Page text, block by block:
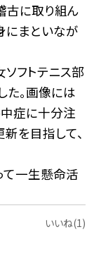
古に取り組ん
にまといなが
フトテニス部
。画像には
症に十分注
を目指して、
て一生懸命活
いいね(1)